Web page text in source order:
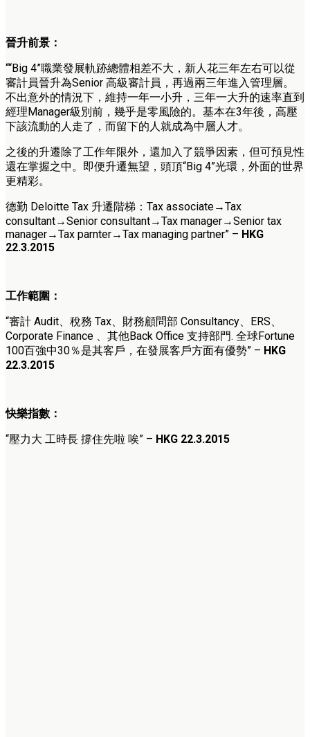
晉升前景：
““Big 4”職業發展軌跡總體相差不大，新人花三年左右可以從
審計員晉升為Senior 高級審計員，再過兩三年進入管理層。
不出意外的情況下，維持一年一小升，三年一大升的速率直到
經理Manager級別前，幾乎是零風險的。基本在3年後，高壓
下該流動的人走了，而留下的人就成為中層人才。
之後的升遷除了工作年限外，還加入了競爭因素，但可預見性
還在掌握之中。即便升遷無望，頭頂“Big 4”光環，外面的世界
更精彩。
德勤 Deloitte Tax 升遷階梯：Tax associate→Tax
consultant→Senior consultant→Tax manager→Senior tax
manager→Tax parnter→Tax managing partner” – HKG
22.3.2015
工作範圍：
“審計 Audit、稅務 Tax、財務顧問部 Consultancy、ERS、
Corporate Finance 、其他Back Office 支持部門. 全球Fortune
100百強中30％是其客戶，在發展客戶方面有優勢” – HKG
22.3.2015
快樂指數：
“壓力大 工時長 撐住先啦 唉” – HKG 22.3.2015